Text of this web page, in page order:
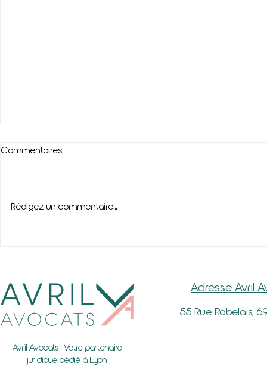
Commentaires
Rédigez un commentaire...
Avril Avocats : Votre partenaire
juridique dédié à Lyon.
Adresse Avril
55 Rue Rabelais,